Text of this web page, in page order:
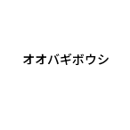
オオバギボウシ